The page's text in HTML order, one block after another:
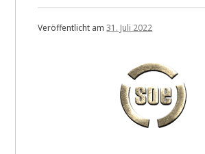
Veröffentlicht am31. Juli 2022